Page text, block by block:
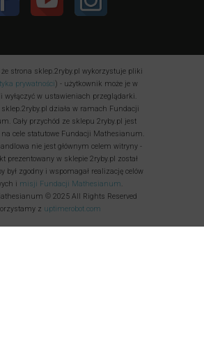
że strona sklep.2ryby.pl wykorzystuje pliki
prywatności) - użytkownik może je w
wyłączyć w ustawieniach przeglądarki.
sklep.2ryby.pl działa w ramach Fundacji
Cały przychód ze sklepu 2ryby.pl jest
cele statutowe Fundacji Mathesianum.
nie jest głównym celem witryny -
prezentowany w sklepie 2ryby.pl został
był zgodny i wspomagał realizację celów
i misji Fundacji Mathesianum.
© 2025 All Rights Reserved
z uptimerobot.com